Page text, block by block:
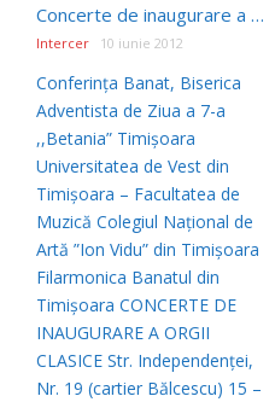
Concerte de inaugurare a orgii clasice – Timisoara, 15 – 16 Iunie 2012
Intercer 10 iunie 2012
Conferința Banat, Biserica
Adventista de Ziua a 7-a
,,Betania” Timișoara
Universitatea de Vest din
Timișoara – Facultatea de
Muzică Colegiul Național de
Artă ”Ion Vidu” din Timișoara
Filarmonica Banatul din
Timișoara CONCERTE DE
INAUGURARE A ORGII
CLASICE Str. Independenței,
Nr. 19 (cartier Bălcescu) 15 –